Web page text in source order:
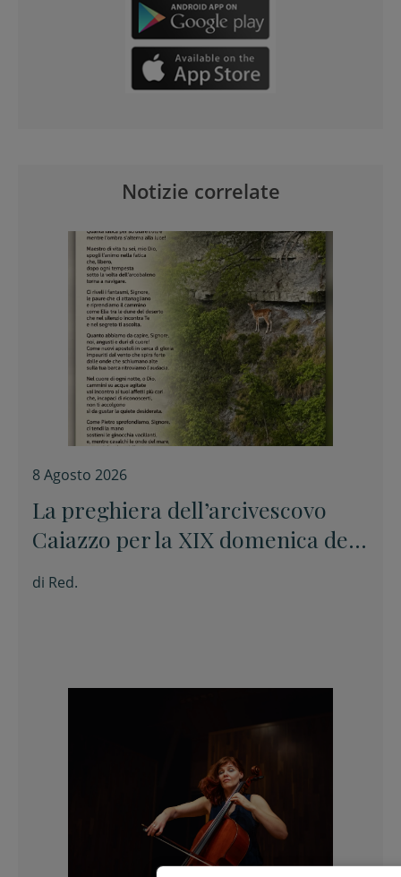
Notizie correlate
8 Agosto 2026
La preghiera dell’arcivescovo
Caiazzo per la XIX domenica del
Tempo ordinario
di Red.